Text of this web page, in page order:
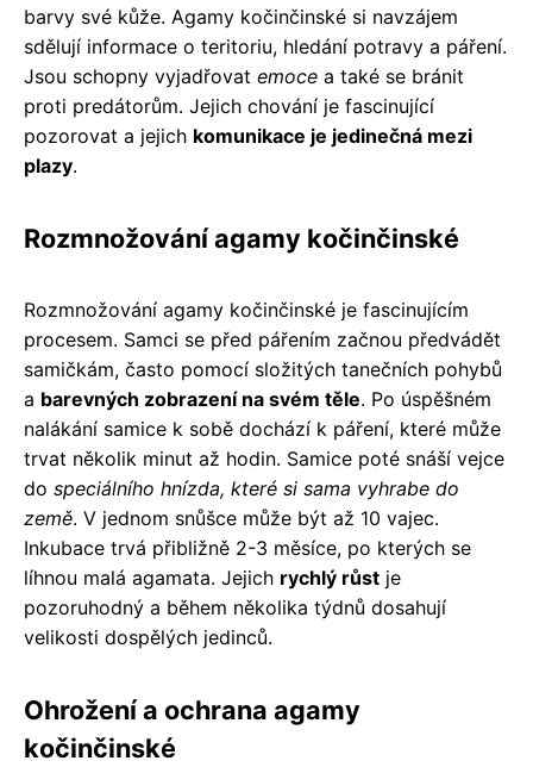
barvy své kůže. Agamy kočinčinské si navzájem
sdělují informace o teritoriu, hledání potravy a páření.
Jsou schopny vyjadřovat emoce a také se bránit
proti predátorům. Jejich chování je fascinující
pozorovat a jejich komunikace je jedinečná mezi
plazy.
Rozmnožování agamy kočinčinské
Rozmnožování agamy kočinčinské je fascinujícím
procesem. Samci se před pářením začnou předvádět
samičkám, často pomocí složitých tanečních pohybů
a barevných zobrazení na svém těle. Po úspěšném
nalákání samice k sobě dochází k páření, které může
trvat několik minut až hodin. Samice poté snáší vejce
do speciálního hnízda, které si sama vyhrabe do
země. V jednom snůšce může být až 10 vajec.
Inkubace trvá přibližně 2-3 měsíce, po kterých se
líhnou malá agamata. Jejich rychlý růst je
pozoruhodný a během několika týdnů dosahují
velikosti dospělých jedinců.
Ohrožení a ochrana agamy
kočinčinské